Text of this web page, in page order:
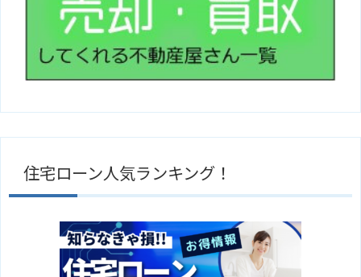
住宅ローン人気ランキング！